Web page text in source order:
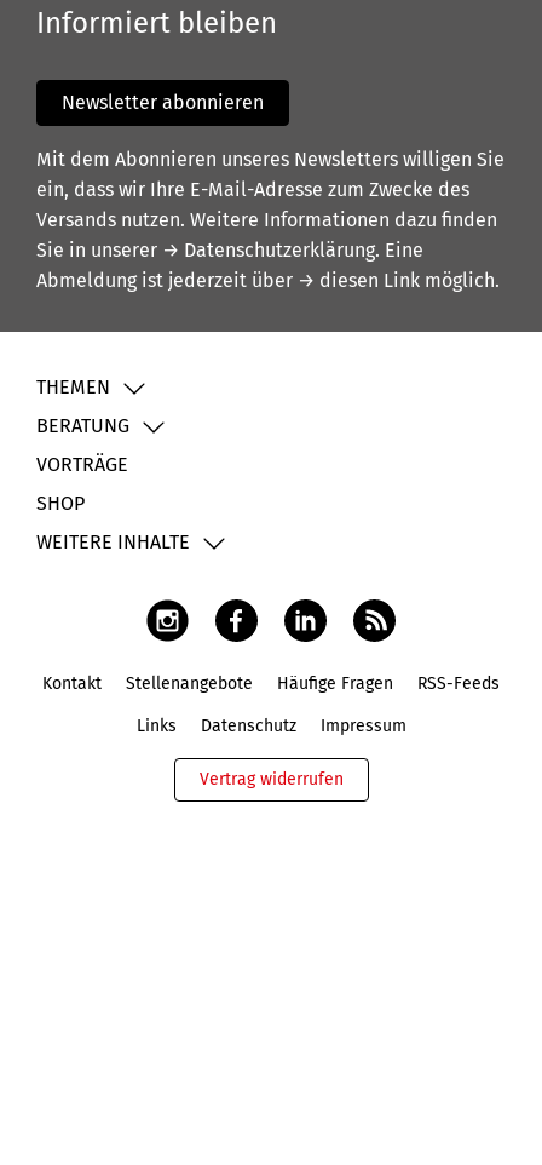
Informiert bleiben
Newsletter abonnieren
Mit dem Abonnieren unseres Newsletters willigen Sie
ein, dass wir Ihre E-Mail-Adresse zum Zwecke des
Versands nutzen. Weitere Informationen dazu finden
Sie in unserer → Datenschutzerklärung. Eine
Abmeldung ist jederzeit über → diesen Link möglich.
THEMEN
BERATUNG
VORTRÄGE
SHOP
WEITERE INHALTE
Kontakt Stellenangebote Häufige Fragen RSS-Feeds
Links Datenschutz Impressum
Vertrag widerrufen